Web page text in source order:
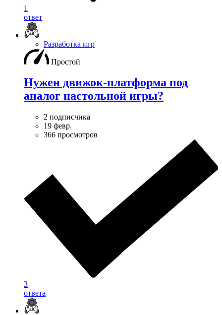
1
ответ
Разработка игр
Простой
Нужен движок-платформа под
аналог настольной игры?
2 подписчика
19 февр.
366 просмотров
3
ответа